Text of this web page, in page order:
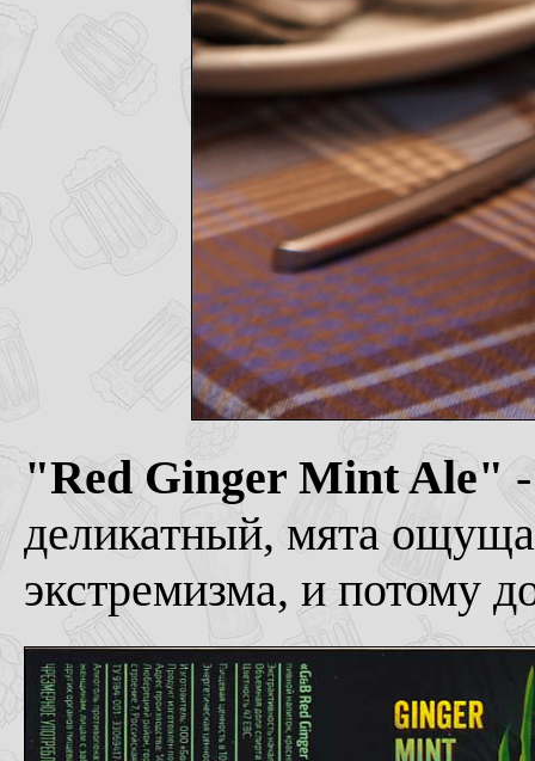
"Red Ginger Mint Ale"-
деликатный, мята
экстремизма, и потому